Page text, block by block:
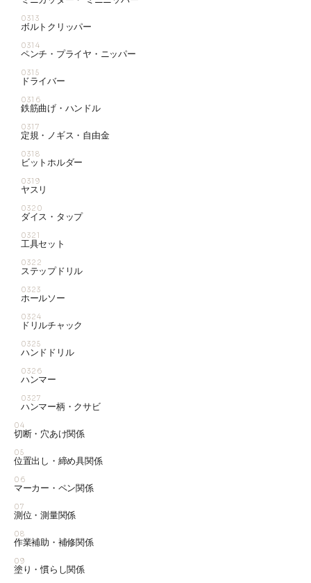
0313
ボルトクリッパー
0314
ペンチ・プライヤ・ニッパー
0315
ドライバー
0316
鉄筋曲げ・ハンドル
0317
定規・ノギス・自由金
0318
ビットホルダー
0319
ヤスリ
0320
ダイス・タップ
0321
工具セット
0322
ステップドリル
0323
ホールソー
0324
ドリルチャック
0325
ハンドドリル
0326
ハンマー
0327
ハンマー柄・クサビ
04
切断・穴あけ関係
05
位置出し・締め具関係
06
マーカー・ペン関係
07
測位・測量関係
08
作業補助・補修関係
09
塗り・慣らし関係